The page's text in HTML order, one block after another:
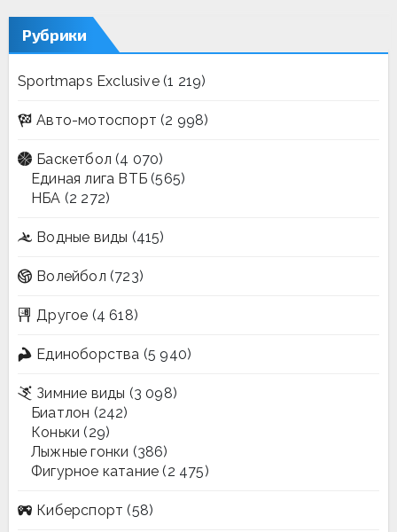
Рубрики
Sportmaps Exclusive(1 219)
Авто-мотоспорт (2 998)
Баскетбол (4 070)
Единая лига ВТБ (565)
НБА (2 272)
Водные виды (415)
Волейбол (723)
Другое (4 618)
Единоборства (5 940)
Зимние виды (3 098)
Биатлон (242)
Коньки (29)
Лыжные гонки (386)
Фигурное катание (2 475)
Киберспорт (58)